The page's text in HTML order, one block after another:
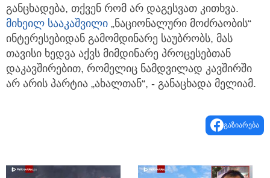
განცხადება, თქვენ რომ არ დაგესვათ კითხვა.
მიხეილ სააკაშვილი „ნაციონალური მოძრაობის“
ინტერესებიდან გამომდინარე საუბრობს, მას
თავისი ხედვა აქვს მიმდინარე პროცესებთან
დაკავშირებით, რომელიც ნამდვილად კავშირში
არ არის პარტია „ახალთან“, - განაცხადა მელიამ.
გაზიარება